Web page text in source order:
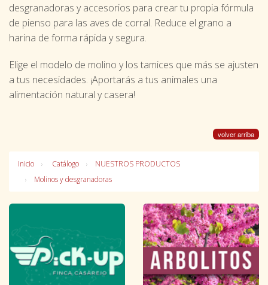
desgranadoras y accesorios para crear tu propia fórmula
de pienso para las aves de corral. Reduce el grano a
harina de forma rápida y segura.
Elige el modelo de molino y los tamices que más se ajusten
a tus necesidades. ¡Aportarás a tus animales una
alimentación natural y casera!
volver arriba
Inicio Catálogo
NUESTROS PRODUCTOS
Molinos y desgranadoras